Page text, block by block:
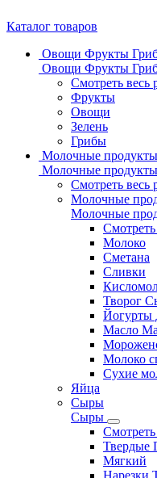
Каталог товаров
Овощи Фрукты
Овощи Фрукты
Смотреть весь
Фрукты
Овощи
Зелень
Грибы
Молочные
Молочные
Смотреть весь
Молочные
Молочные
Смотреть
Молоко
Сметана
Сливки
Творог
Йогурты
Масло
Молоко
Сухие
Яйца
Сыры
Сыры
Смотреть
Твердые
Мягкий
Нарезки